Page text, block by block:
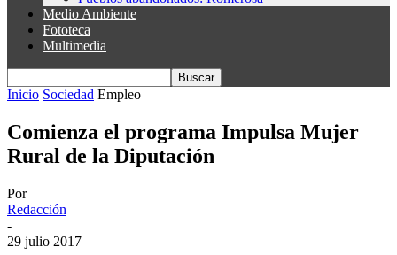
Medio Ambiente
Fototeca
Multimedia
Inicio Sociedad Empleo
Comienza el programa Impulsa Mujer
Rural de la Diputación
Por
Redacción
-
29 julio 2017